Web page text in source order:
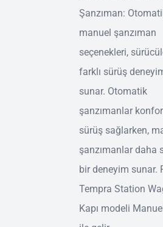
Şanzıman:
manuel şanzıman
seçenekleri,
farklı sürüş
sunar. Otomatik
şanzımanlar
sürüş sağlarken,
şanzımanlar daha
bir deneyim sunar.
Tempra Station
Kapı modeli